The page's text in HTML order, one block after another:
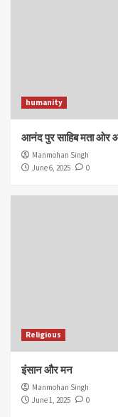
humanity
आनंद पुर साहिब मता ओर
Manmohan Singh
June 6, 2025
0
Religious
इंसान और मन
Manmohan Singh
June 1, 2025
0